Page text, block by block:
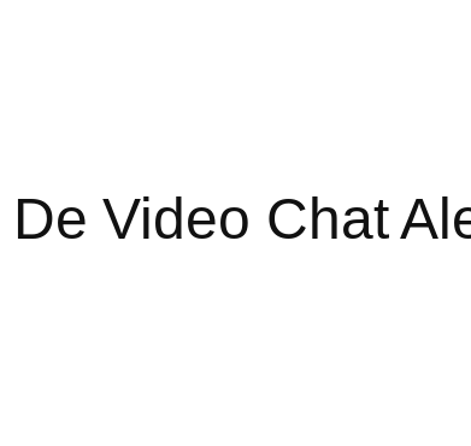
Video Chat